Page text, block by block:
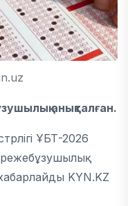
анықталған.
ҰБТ-2026
KYN.KZ